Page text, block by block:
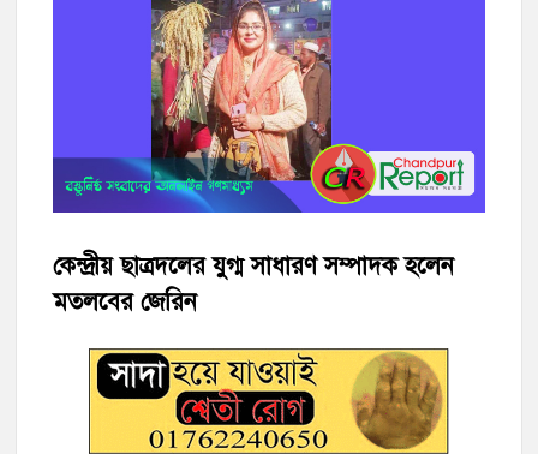
হাজীগঞ্জে শিক্ষার্থীদের লেখাপড়ার মানোন্নয়নে ও উপস্থিতি নিশ্চিতকরণে
হাজীগঞ্জে অস্বাস্থ্যকর পরিবেশে খাবার প্রস্তুত: ২ হোটেলকে ৪৫ হাজার
হাজীগঞ্জে ৬ বছরের শিশুকে ধর্ষণের অভিযোগে কেয়ারটেকার আটক
হাজীগঞ্জ সরকারি মডেল পাইলট হাই স্কুল অ্যান্ড কলেজে ‘জুলাই
গণঅভ্যুত্থান দিবস’ পালিত
‘জনগণের ভোটে নির্বাচিত হয়ে ফরিদগঞ্জের উন্নয়নে কাজ করছি’ :
আলহাজ্ব এমএ হান্নান এমপি
কেন্দ্রীয় ছাত্রদলের যুগ্ম সাধারণ সম্পাদক হলেন
মতলবের জেরিন